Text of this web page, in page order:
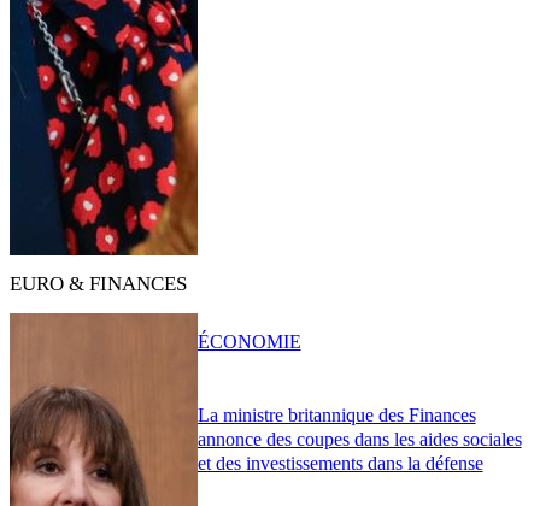
EURO & FINANCES
La ministre britannique des Finances
annonce des coupes dans les aides sociales
et des investissements dans la défense
ÉCONOMIE